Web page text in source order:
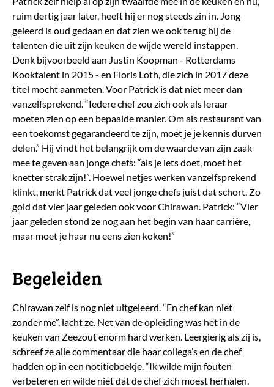
ruim dertig jaar later, heeft hij er nog steeds zin in. Jong
geleerd is oud gedaan en dat zien we ook terug bij de
talenten die uit zijn keuken de wijde wereld instappen.
Denk bijvoorbeeld aan Justin Koopman - Rotterdams
Kooktalent in 2015 - en Floris Loth, die zich in 2017 deze
titel mocht aanmeten. Voor Patrick is dat niet meer dan
vanzelfsprekend. “Iedere chef zou zich ook als leraar
moeten zien op een bepaalde manier. Om als restaurant van
een toekomst gegarandeerd te zijn, moet je je kennis durven
delen.” Hij vindt het belangrijk om de waarde van zijn zaak
mee te geven aan jonge chefs: “als je iets doet, moet het
knetter strak zijn!”. Hoewel netjes werken vanzelfsprekend
klinkt, merkt Patrick dat veel jonge chefs juist dat schort. Zo
gold dat vier jaar geleden ook voor Chirawan. Patrick: “Vier
jaar geleden stond ze nog aan het begin van haar carrière,
maar moet je haar nu eens zien koken!”
Begeleiden
Chirawan zelf is nog niet uitgeleerd. “En chef kan niet
zonder me”, lacht ze. Net van de opleiding was het in de
keuken van Zeezout enorm hard werken. Leergierig als zij is,
schreef ze alle commentaar die haar collega’s en de chef
hadden op in een notitieboekje. “Ik wilde mijn fouten
verbeteren en wilde niet dat de chef zich moest herhalen.